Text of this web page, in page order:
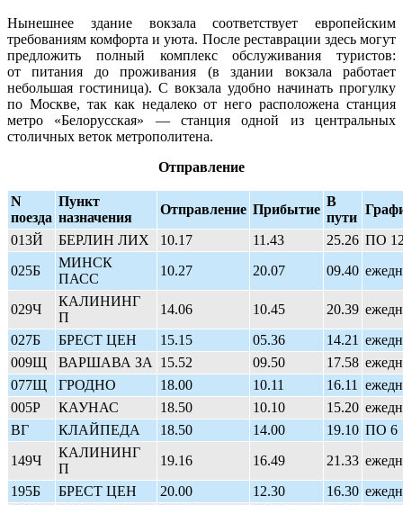
Нынешнее здание вокзала соответствует европейским
требованиям комфорта и уюта. После реставрации здесь могут
предложить полный комплекс обслуживания туристов:
от питания до проживания
(в здании вокзала работает
небольшая гостиница). С вокзала удобно начинать прогулку
по Москве, так как недалеко от него расположена станция
метро
«Белорусская» — станция одной из центральных
столичных веток метрополитена.
Отправление
N
поезда
Пункт
назначения
Отправление Прибытие
В
пути
013Й
БЕРЛИН ЛИХ 10.17 11.43 25.26 ПО
025Б
МИНСК
ПАСС
10.27 20.07 09.40
029Ч
КАЛИНИНГ
П
14.06 10.45 20.39
027Б
БРЕСТ ЦЕН 15.15 05.36 14.21
009Щ
ВАРШАВА ЗА 15.52 09.50 17.58
077Щ
ГРОДНО 18.00 10.11 16.11
005Р
КАУНАС 18.50 10.10 15.20
ВГ
КЛАЙПЕДА 18.50 14.00 19.10 ПО 6
149Ч
КАЛИНИНГ
П
19.16 16.49 21.33
195Б
БРЕСТ ЦЕН 20.00 12.30 16.30